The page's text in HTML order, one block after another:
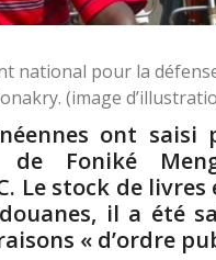
national pour la
(image
ont saisi
de Foniké
Le stock de
il a été
« d’ordre